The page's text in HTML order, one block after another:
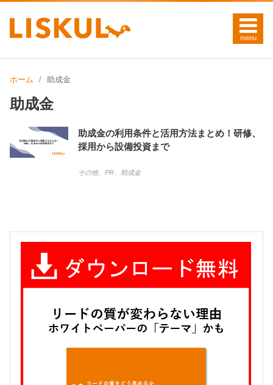
ホーム 助成金
助成金
助成金の利用条件と活用方法まとめ！研修、
採用から設備投資まで
その他、 PR 助成金